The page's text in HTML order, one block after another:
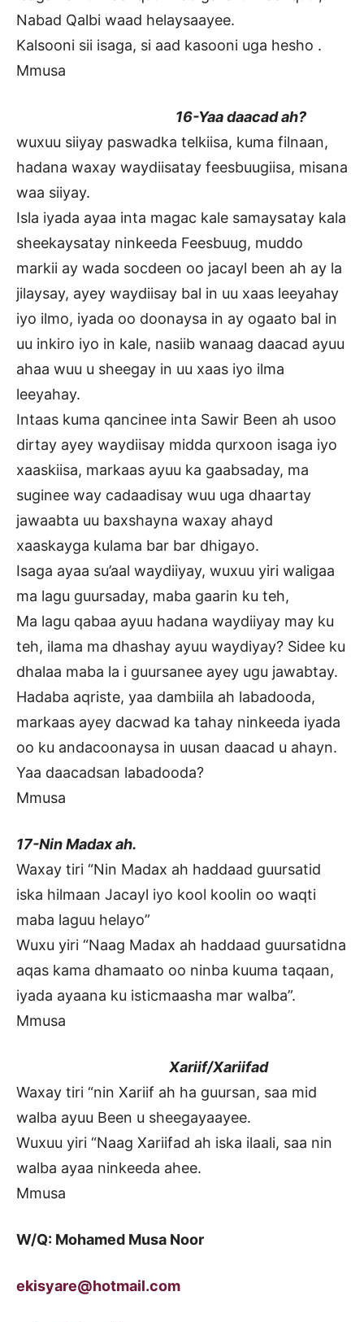
Nabad Qalbi waad helaysaayee.
Kalsooni sii isaga, si aad kasooni uga hesho .
Mmusa
16-Yaa daacad ah?
wuxuu siiyay paswadka telkiisa, kuma filnaan,
hadana waxay waydiisatay feesbuugiisa, misana
waa siiyay.
Isla iyada ayaa inta magac kale samaysatay kala
sheekaysatay ninkeeda Feesbuug, muddo
markii ay wada socdeen oo jacayl been ah ay la
jilaysay, ayey waydiisay bal in uu xaas leeyahay
iyo ilmo, iyada oo doonaysa in ay ogaato bal in
uu inkiro iyo in kale, nasiib wanaag daacad ayuu
ahaa wuu u sheegay in uu xaas iyo ilma
leeyahay.
Intaas kuma qancinee inta Sawir Been ah usoo
dirtay ayey waydiisay midda qurxoon isaga iyo
xaaskiisa, markaas ayuu ka gaabsaday, ma
suginee way cadaadisay wuu uga dhaartay
jawaabta uu baxshayna waxay ahayd
xaaskayga kulama bar bar dhigayo.
Isaga ayaa su’aal waydiiyay, wuxuu yiri waligaa
ma lagu guursaday, maba gaarin ku teh,
Ma lagu qabaa ayuu hadana waydiiyay may ku
teh, ilama ma dhashay ayuu waydiyay? Sidee ku
dhalaa maba la i guursanee ayey ugu jawabtay.
Hadaba aqriste, yaa dambiila ah labadooda,
markaas ayey dacwad ka tahay ninkeeda iyada
oo ku andacoonaysa in uusan daacad u ahayn.
Yaa daacadsan labadooda?
Mmusa
17-Nin Madax ah.
Waxay tiri “Nin Madax ah haddaad guursatid
iska hilmaan Jacayl iyo kool koolin oo waqti
maba laguu helayo”
Wuxu yiri “Naag Madax ah haddaad guursatidna
aqas kama dhamaato oo ninba kuuma taqaan,
iyada ayaana ku isticmaasha mar walba”.
Mmusa
Xariif/Xariifad
Waxay tiri “nin Xariif ah ha guursan, saa mid
walba ayuu Been u sheegayaayee.
Wuxuu yiri “Naag Xariifad ah iska ilaali, saa nin
walba ayaa ninkeeda ahee.
Mmusa
W/Q: Mohamed Musa Noor
ekisyare@hotmail.com